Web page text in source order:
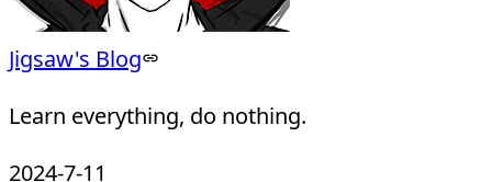
Jigsaw's Blog
Learn everything, do nothing.
2024-7-11